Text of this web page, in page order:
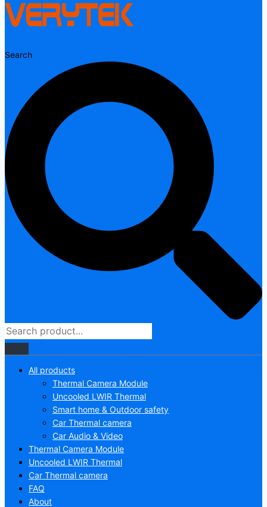
Search
All products
Thermal Camera Module
Uncooled LWIR Thermal
Smart home & Outdoor safety
Car Thermal camera
Car Audio & Video
Thermal Camera Module
Uncooled LWIR Thermal
Car Thermal camera
FAQ
About